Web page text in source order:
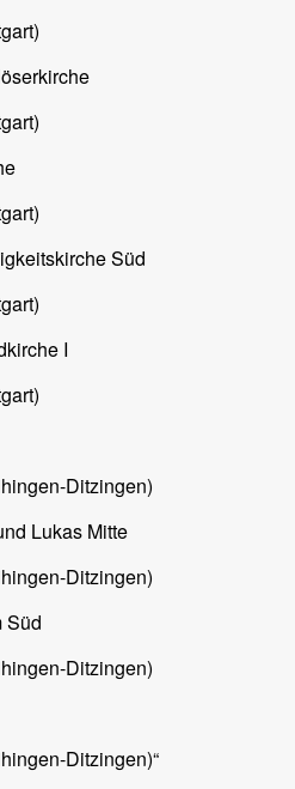
Süd
I
Ditzingen)
Lukas Mitte
Ditzingen)
Süd
Ditzingen)
Ditzingen)“